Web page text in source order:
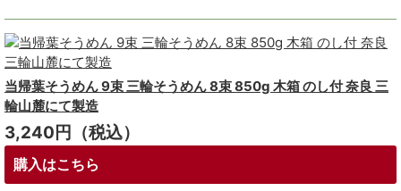
当帰葉そうめん 9束 三輪そうめん 8束 850g 木箱 のし付 奈良 三
輪山麓にて製造
3,240円（税込）
購入はこちら